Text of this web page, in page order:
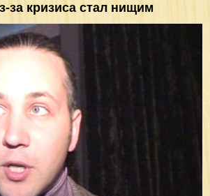
за кризиса стал нищим